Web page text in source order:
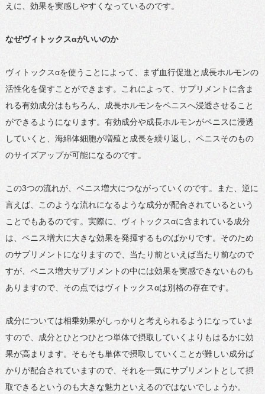
えに、効果を実感しやすくなっているのです。
なぜヴィトックスαがいいのか
ヴィトックスαを使うことによって、まず血行促進と成長ホルモンの
活性化を促すことができます。これによって、サプリメントに含ま
れる有効成分はもちろん、成長ホルモンをペニスへ浸透させること
ができるようになります。有効成分や成長ホルモンがペニスに浸透
していくと、海綿体細胞が増殖と成長を繰り返し、ペニスそのもの
のサイズアップが可能になるのです。
この3つの流れが、ペニス増大につながっていくのです。また、逆に
言えば、このような流れになるような成分が配合されているという
ことでもあるのです。実際に、ヴィトックスαに含まれている成分
は、ペニス増大に大きな効果を発揮するものばかりです。そのため
のサプリメントになりますので、当たり前といえば当たり前なので
すが、ペニス増大サプリメントの中には効果を実感できないものも
ありますので、その点ではヴィトックスαは別格の存在です。
成分については相乗効果がしっかりと考えられるようになっていま
すので、成分とひとつひとつ単体で摂取していくよりもはるかに効
果が高まります。そもそも単体で摂取していくことが難しい成分ば
かりが配合されていますので、それを一気にサプリメントとして摂
取できるというのも大きな魅力といえるのではないでしょうか。